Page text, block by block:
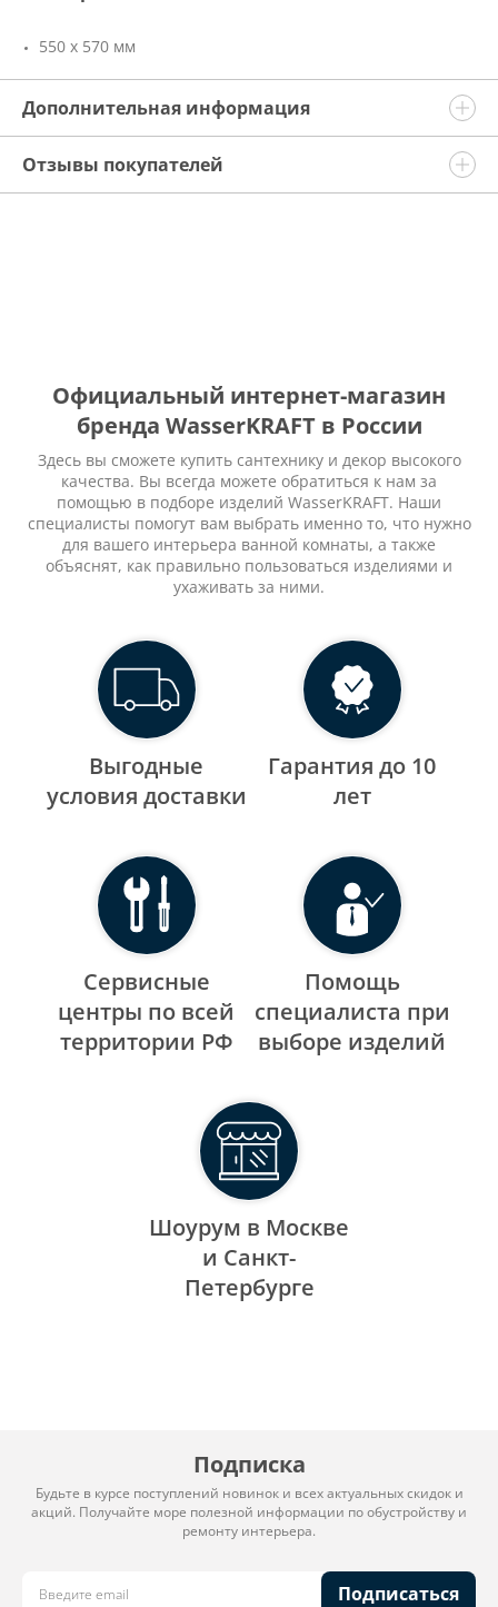
550 х 570 мм
Дополнительная информация
Отзывы покупателей
Официальный интернет-магазин
бренда WasserKRAFT в России
Здесь вы сможете купить сантехнику и декор высокого
качества. Вы всегда можете обратиться к нам за
помощью в подборе изделий WasserKRAFT. Наши
специалисты помогут вам выбрать именно то, что нужно
для вашего интерьера ванной комнаты, а также
объяснят, как правильно пользоваться изделиями и
ухаживать за ними.
Выгодные
уcловия доставки
Гарантия до 10
лет
Сервисные
центры по всей
территории РФ
Помощь
специалиста при
выборе изделий
Шоурум в Москве
и Санкт-
Петербурге
Подписка
Будьте в курсе поступлений новинок и всех актуальных скидок и
акций. Получайте море полезной информации по обустройству и
ремонту интерьера.
Подписаться